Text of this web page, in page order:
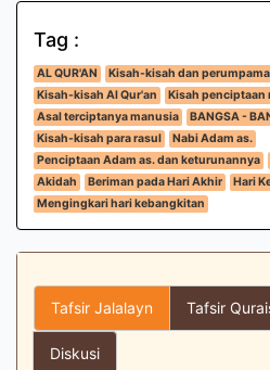
Tag :
AL QUR'AN
Kisah-kisah dan
Kisah-kisah Al Qur'an
Kisah penciptaan
Asal terciptanya manusia
BANGSA -
Kisah-kisah para rasul
Nabi Adam as.
Penciptaan Adam as. dan keturunannya
Akidah
Beriman pada Hari Akhir
Hari
Mengingkari hari kebangkitan
Tafsir Jalalayn Tafsir
Diskusi